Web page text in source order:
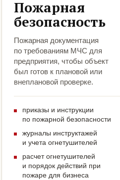
Пожарная
безопасность
Пожарная документация
по требованиям МЧС для
предприятия, чтобы объект
был готов к плановой или
внеплановой проверке.
приказы и инструкции
по пожарной безопасности
журналы инструктажей
и учета огнетушителей
расчет огнетушителей
и порядок действий при
пожаре для бизнеса